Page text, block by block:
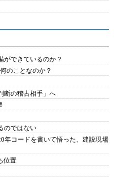
ができているのか？
のことなのか？
断の稽古相手」へ
のではない
年コードを書いて悟った、建設現場
位置